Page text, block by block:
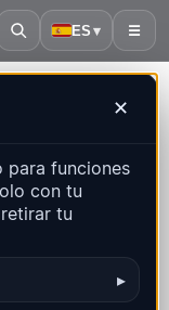
ES ▾ ☰
✕
para funciones
con tu
tu
▸
país
Regiones principales